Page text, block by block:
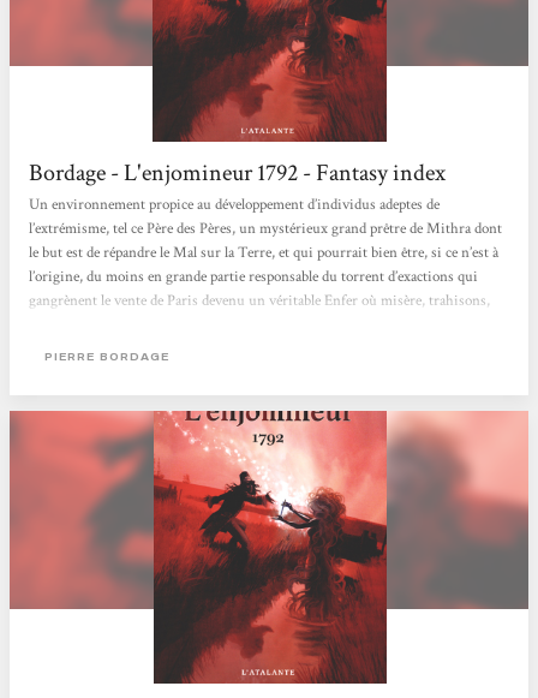
Bordage - L'enjomineur 1792 - Fantasy index
Un environnement propice au développement d’individus adeptes de
l’extrémisme, tel ce Père des Pères, un mystérieux grand prêtre de Mithra dont
le but est de répandre le Mal sur la Terre, et qui pourrait bien être, si ce n’est à
l’origine, du moins en grande partie responsable du torrent d’exactions qui
gangrènent le vente de Paris devenu un véritable Enfer où misère, trahisons,
d’échapper aux dénonciations arbitraires et à toutes sortes de périls
PIERRE BORDAGE